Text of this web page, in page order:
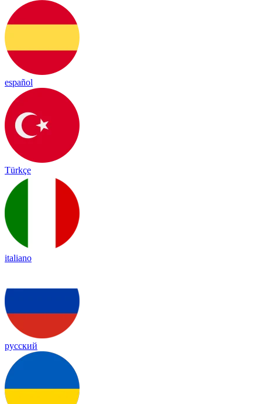
español
Türkçe
italiano
русский